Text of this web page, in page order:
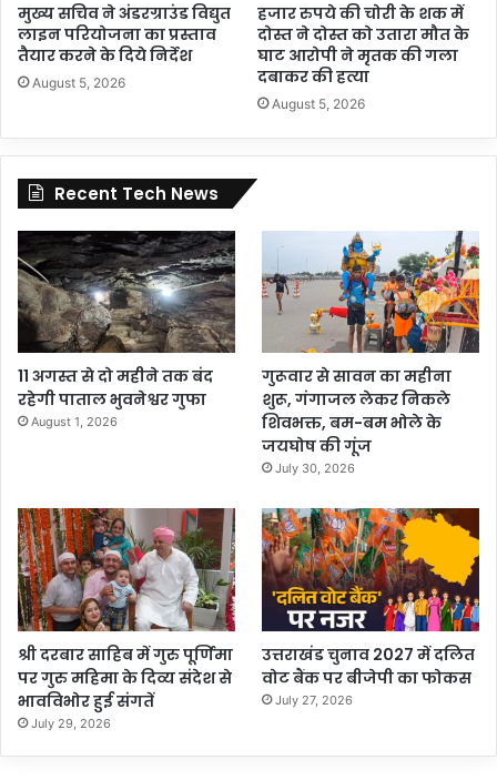
मुख्य सचिव ने अंडरग्राउंड विद्युत
लाइन परियोजना का प्रस्ताव
तैयार करने के दिये निर्देश
August 5, 2026
हजार रुपये की चोरी के शक में
दोस्त ने दोस्त को उतारा मौत के
घाट आरोपी ने मृतक की गला
दबाकर की हत्या
August 5, 2026
Recent Tech News
11 अगस्त से दो महीने तक बंद
रहेगी पाताल भुवनेश्वर गुफा
August 1, 2026
गुरूवार से सावन का महीना
शुरू, गंगाजल लेकर निकले
शिवभक्त, बम-बम भोले के
जयघोष की गूंज
July 30, 2026
श्री दरबार साहिब में गुरु पूर्णिमा
पर गुरु महिमा के दिव्य संदेश से
भावविभोर हुई संगतें
July 29, 2026
उत्तराखंड चुनाव 2027 में दलित
वोट बैंक पर बीजेपी का फोकस
July 27, 2026